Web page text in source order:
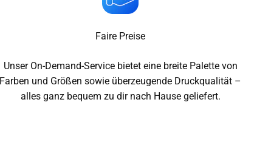
Faire Preise
Unser On-Demand-Service bietet eine breite Palette von
Farben und Größen sowie überzeugende Druckqualität –
alles ganz bequem zu dir nach Hause geliefert.